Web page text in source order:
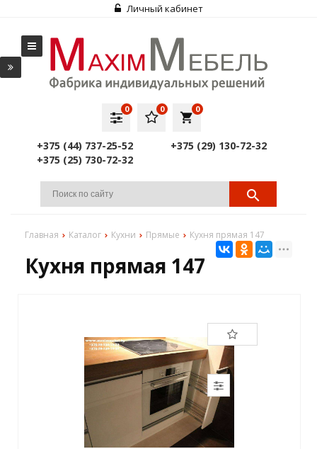
Личный кабинет
local_grocery_store
0
0
0
+375 (44) 737-25-52
+375 (29) 130-72-32
+375 (25) 730-72-32
Главная Каталог Кухни Прямые Кухня прямая 147
Кухня прямая 147